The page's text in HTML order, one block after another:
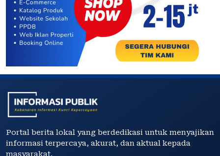
Portal berita lokal yang berdedikasi untuk menyajikan
informasi terpercaya, akurat, dan aktual kepada
masyarakat.